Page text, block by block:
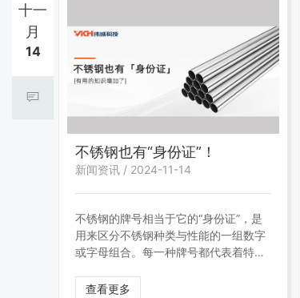
十一
月
14
不锈钢也有“身份证”！
新闻资讯 / 2024-11-14
不锈钢的牌号相当于它的“身份证”，是
用来区分不锈钢种类与性能的一组数字
或字母组合。每一种牌号都代表着特定
性能，也都有其特定的适用环境和场
查看更多